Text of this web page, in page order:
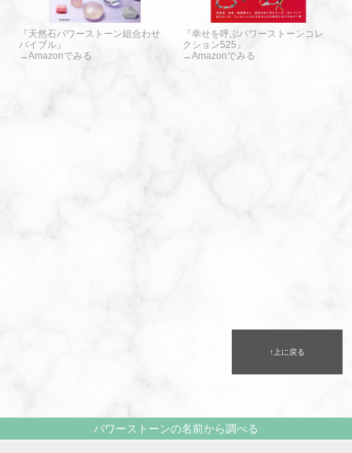
『天然石パワーストーン組合わせ
バイブル』
→Amazonでみる
『幸せを呼ぶパワーストーンコレ
クション525』
→Amazonでみる
↑上に戻る
パワーストーンの名前から調べる